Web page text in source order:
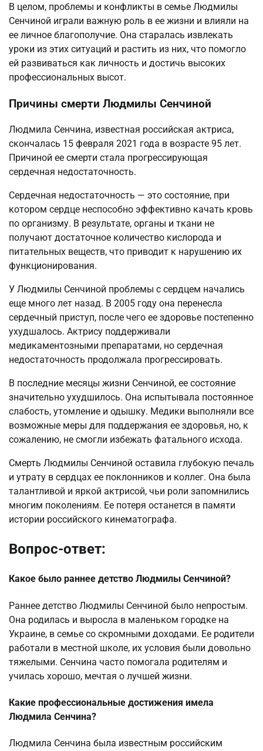
В целом, проблемы и конфликты в семье Людмилы
Сенчиной играли важную роль в ее жизни и влияли на
ее личное благополучие. Она старалась извлекать
уроки из этих ситуаций и растить из них, что помогло
ей развиваться как личность и достичь высоких
профессиональных высот.
Причины смерти Людмилы Сенчиной
Людмила Сенчина, известная российская актриса,
скончалась 15 февраля 2021 года в возрасте 95 лет.
Причиной ее смерти стала прогрессирующая
сердечная недостаточность.
Сердечная недостаточность — это состояние, при
котором сердце неспособно эффективно качать кровь
по организму. В результате, органы и ткани не
получают достаточное количество кислорода и
питательных веществ, что приводит к нарушению их
функционирования.
У Людмилы Сенчиной проблемы с сердцем начались
еще много лет назад. В 2005 году она перенесла
сердечный приступ, после чего ее здоровье постепенно
ухудшалось. Актрису поддерживали
медикаментозными препаратами, но сердечная
недостаточность продолжала прогрессировать.
В последние месяцы жизни Сенчиной, ее состояние
значительно ухудшилось. Она испытывала постоянное
слабость, утомление и одышку. Медики выполняли все
возможные меры для поддержания ее здоровья, но, к
сожалению, не смогли избежать фатального исхода.
Смерть Людмилы Сенчиной оставила глубокую печаль
и утрату в сердцах ее поклонников и коллег. Она была
талантливой и яркой актрисой, чьи роли запомнились
многим поколениям. Ее потеря останется в памяти
истории российского кинематографа.
Вопрос-ответ:
Какое было раннее детство Людмилы Сенчиной?
Раннее детство Людмилы Сенчиной было непростым.
Она родилась и выросла в маленьком городке на
Украине, в семье со скромными доходами. Ее родители
работали в местной школе, их условия были довольно
тяжелыми. Сенчина часто помогала родителям и
училась хорошо, мечтая о лучшей жизни.
Какие профессиональные достижения имела
Людмила Сенчина?
Людмила Сенчина была известным российским